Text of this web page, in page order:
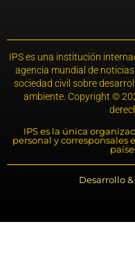
IPS es una institución
agencia mundial de
sociedad civil sobre
ambiente. Copyright ©
IPS es la única
personal y corresponsales
Desarrollo